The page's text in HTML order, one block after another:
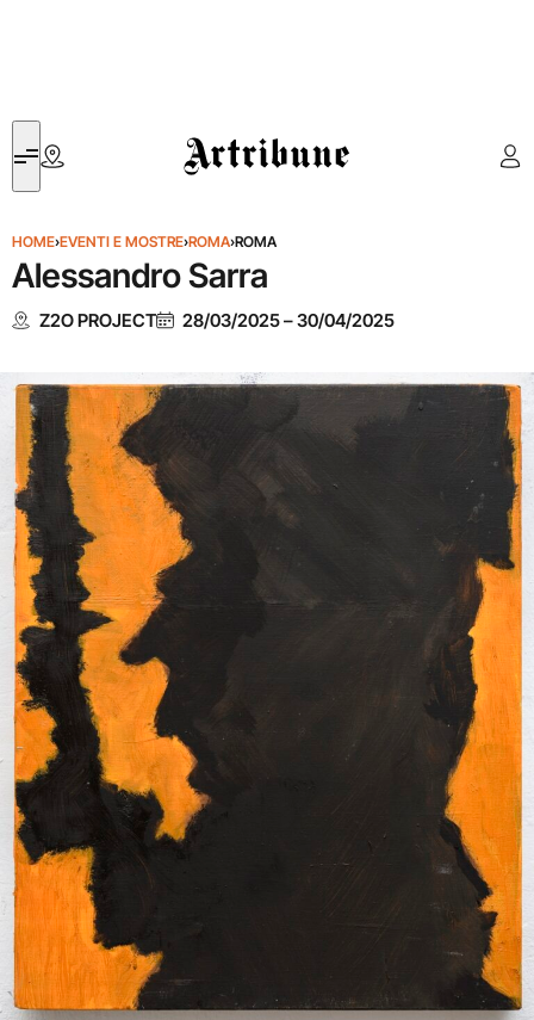
Artribune
HOME›EVENTI E MOSTRE›ROMA›ROMA
Alessandro Sarra
Z2O PROJECT 28/03/2025–30/04/2025